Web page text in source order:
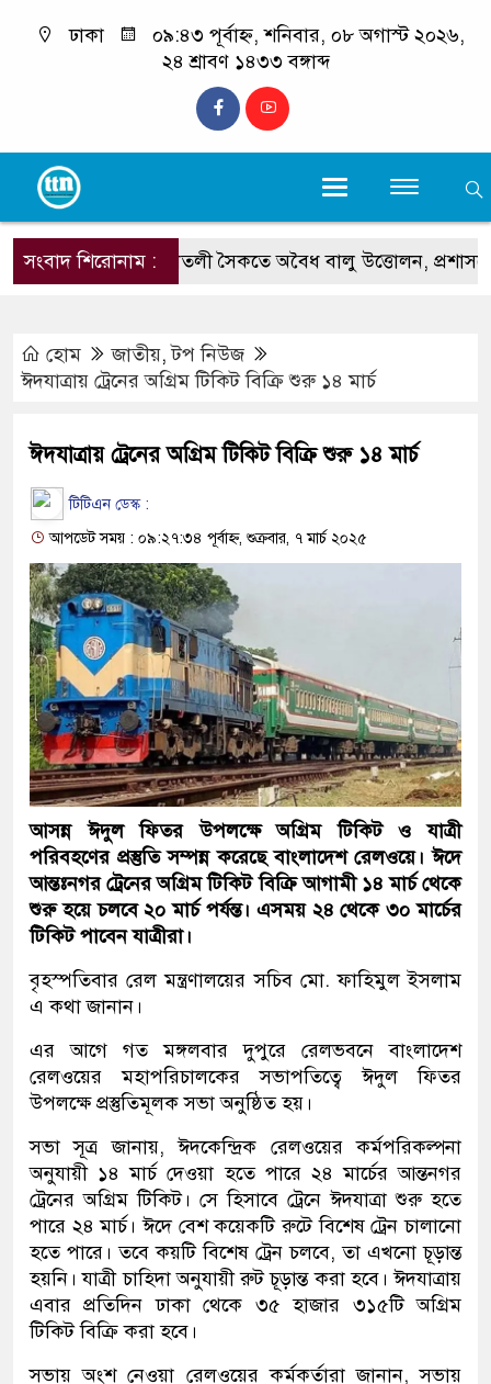
ঢাকা
০৯:৪৩ পূর্বাহ্ন, শনিবার, ০৮ অগাস্ট ২০২৬,
২৪ শ্রাবণ ১৪৩৩ বঙ্গাব্দ
সংবাদ শিরোনাম :কলাতলী সৈকতে অবৈধ বালু উত্তোলন, প্রশাসনের
হোম জাতীয়,টপ নিউজ
ঈদযাত্রায় ট্রেনের অগ্রিম টিকিট বিক্রি শুরু ১৪ মার্চ
ঈদযাত্রায় ট্রেনের অগ্রিম টিকিট বিক্রি শুরু ১৪ মার্চ
টিটিএন ডেস্ক :
আপডেট সময় : ০৯:২৭:৩৪ পূর্বাহ্ন, শুক্রবার, ৭ মার্চ ২০২৫
আসন্ন ঈদুল ফিতর উপলক্ষে অগ্রিম টিকিট ও যাত্রী
পরিবহণের প্রস্তুতি সম্পন্ন করেছে বাংলাদেশ রেলওয়ে। ঈদে
আন্তঃনগর ট্রেনের অগ্রিম টিকিট বিক্রি আগামী ১৪ মার্চ থেকে
শুরু হয়ে চলবে ২০ মার্চ পর্যন্ত। এসময় ২৪ থেকে ৩০ মার্চের
টিকিট পাবেন যাত্রীরা।
বৃহস্পতিবার রেল মন্ত্রণালয়ের সচিব মো. ফাহিমুল ইসলাম
এ কথা জানান।
এর আগে গত মঙ্গলবার দুপুরে রেলভবনে বাংলাদেশ
রেলওয়ের মহাপরিচালকের সভাপতিত্বে ঈদুল ফিতর
উপলক্ষে প্রস্তুতিমূলক সভা অনুষ্ঠিত হয়।
সভা সূত্র জানায়, ঈদকেন্দ্রিক রেলওয়ের কর্মপরিকল্পনা
অনুযায়ী ১৪ মার্চ দেওয়া হতে পারে ২৪ মার্চের আন্তনগর
ট্রেনের অগ্রিম টিকিট। সে হিসাবে ট্রেনে ঈদযাত্রা শুরু হতে
পারে ২৪ মার্চ। ঈদে বেশ কয়েকটি রুটে বিশেষ ট্রেন চালানো
হতে পারে। তবে কয়টি বিশেষ ট্রেন চলবে, তা এখনো চূড়ান্ত
হয়নি। যাত্রী চাহিদা অনুযায়ী রুট চূড়ান্ত করা হবে। ঈদযাত্রায়
এবার প্রতিদিন ঢাকা থেকে ৩৫ হাজার ৩১৫টি অগ্রিম
টিকিট বিক্রি করা হবে।
সভায় অংশ নেওয়া রেলওয়ের কর্মকর্তারা জানান, সভায়